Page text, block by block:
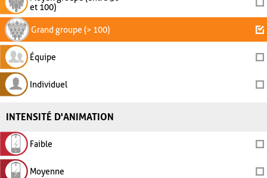
et 100)
Grand groupe (> 100)
Équipe
Individuel
INTENSITÉ D'ANIMATION
Faible
Moyenne